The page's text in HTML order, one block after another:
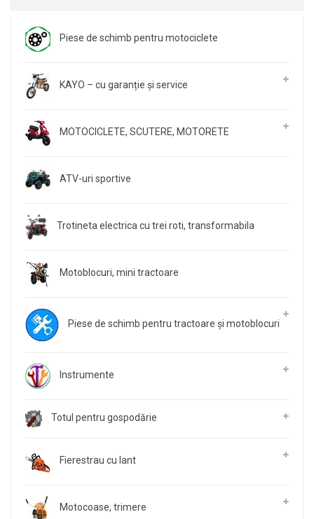
Piese de schimb pentru motociclete
KAYO – cu garanție și service
MOTOCICLETE, SCUTERE, MOTORETE
ATV-uri sportive
Trotineta electrica cu trei roti, transformabila
Motoblocuri, mini tractoare
Piese de schimb pentru tractoare și motoblocuri
Instrumente
Totul pentru gospodărie
Fierestrau cu lant
Motocoase, trimere